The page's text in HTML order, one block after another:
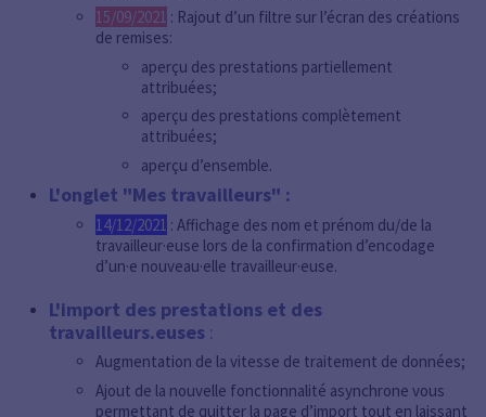
15/09/2021 : Rajout d’un filtre sur l’écran des créations
de remises:
aperçu des prestations partiellement
attribuées;
aperçu des prestations complètement
attribuées;
aperçu d’ensemble.
L'onglet "Mes travailleurs" :
14/12/2021 : Affichage des nom et prénom du/de la
travailleur·euse lors de la confirmation d’encodage
d’un·e nouveau·elle travailleur·euse.
L'import des prestations et des
travailleurs.euses :
Augmentation de la vitesse de traitement de données;
Ajout de la nouvelle fonctionnalité asynchrone vous
permettant de quitter la page d’import tout en laissant